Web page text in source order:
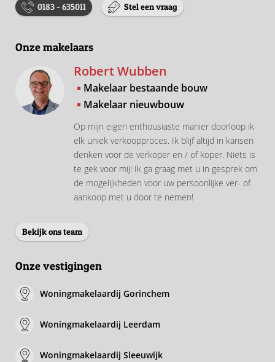
0183 - 635011 Stel een vraag
Onze makelaars
Robert Wubben
Makelaar bestaande bouw
Makelaar nieuwbouw
Op mijn eigen enthousiaste manier doorloop ik
elk uniek verkoopproces. Ik blijf altijd in kansen
denken voor de verkoper en / of koper. Niets is
te gek voor mij! Ik ga graag met u in gesprek om
de mogelijkheden voor uw persoonlijke ver- of
aankoop met u door te nemen!
Bekijk ons team
Onze vestigingen
Woningmakelaardij Gorinchem
Woningmakelaardij Leerdam
Woningmakelaardij Sleeuwijk